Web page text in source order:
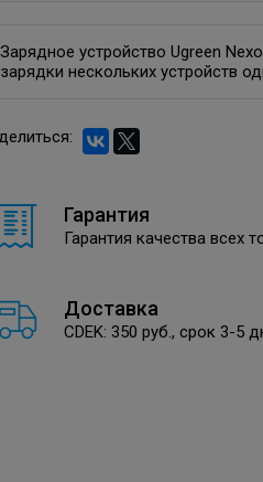
Зарядное устройство Ugreen
зарядки нескольких устройств
Гарантия
Гарантия качества всех
Доставка
CDEK: 350 руб., срок 3-5